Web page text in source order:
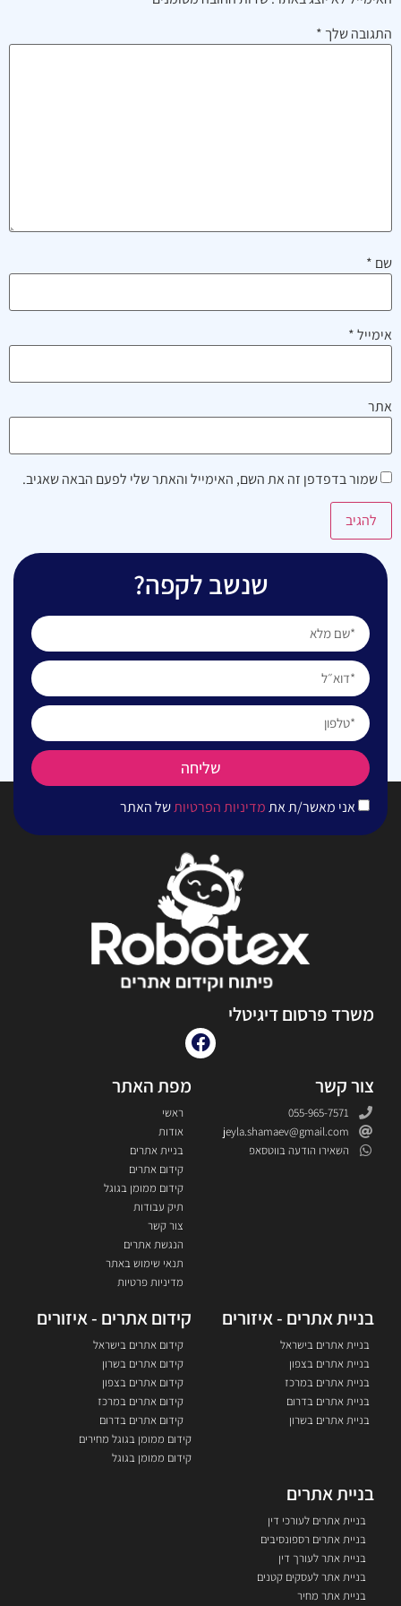
התגובה שלך *
שם *
אימייל*
אתר
שמור בדפדפן זה את השם, האימייל והאתר שלי לפעם הבאה שאגיב.
שנשב לקפה?
אני מאשר/ת אתמדיניות הפרטיותשל האתר
שליחה
משרד פרסום דיגיטלי
צור קשר
055-965-7571
jeyla.shamaev@gmail.com
השאירו הודעה בווטסאפ
מפת האתר
ראשי
אודות
בניית אתרים
קידום אתרים
קידום ממומן בגוגל
תיק עבודות
צור קשר
הנגשת אתרים
תנאי שימוש באתר
מדיניות פרטיות
בניית אתרים - איזורים
בניית אתרים בישראל
בניית אתרים בצפון
בניית אתרים במרכז
בניית אתרים בדרום
בניית אתרים בשרון
קידום אתרים - איזורים
קידום אתרים בישראל
קידום אתרים בשרון
קידום אתרים בצפון
קידום אתרים במרכז
קידום אתרים בדרום
קידום ממומן בגוגל מחירים
קידום ממומן בגוגל
בניית אתרים
בניית אתרים לעורכי דין
בניית אתרים רספונסיבים
בניית אתר לעורך דין
בניית אתר לעסקים קטנים
בניית אתר מחיר